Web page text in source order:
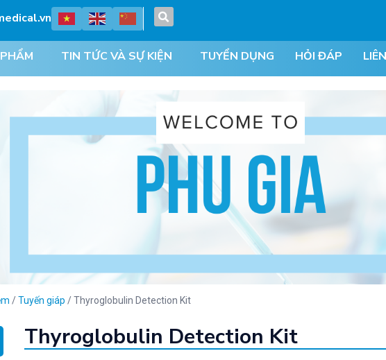
TIN TỨC VÀ SỰ KIỆN TUYỂN DỤNG HỎI ĐÁP
/Tuyến giáp /Thyroglobulin Detection Kit
Thyroglobulin Detection Kit